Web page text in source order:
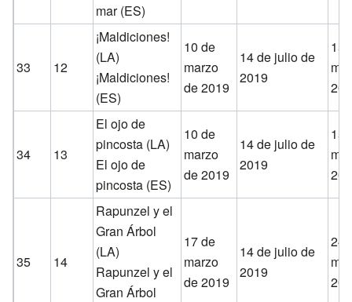
mar (ES)
33 12
¡Maldiciones!
(LA)
¡Maldiciones!
(ES)
10 de
marzo
de 2019
14 de julio de
2019
15
34 13
El ojo de
pincosta (LA)
El ojo de
pincosta (ES)
10 de
marzo
de 2019
14 de julio de
2019
15
35 14
Rapunzel y el
Gran Árbol
(LA)
Rapunzel y el
Gran Árbol
17 de
marzo
de 2019
14 de julio de
2019
24